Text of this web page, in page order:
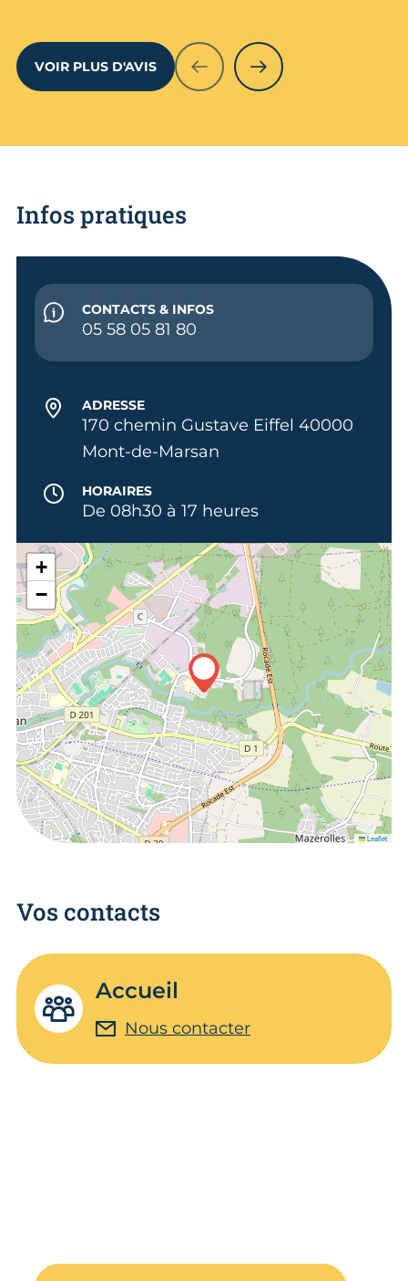
VOIR PLUS D'AVIS PRÉCÉDENTSUIVANT
Infos pratiques
CONTACTS & INFOS
05 58 05 81 80
ADRESSE
170 chemin Gustave Eiffel 40000
Mont-de-Marsan
HORAIRES
De 08h30 à 17 heures
+
−
Leaflet
Vos contacts
Accueil
Nous contacter